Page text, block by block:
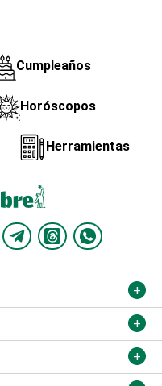
Cumpleaños
Horóscopos
Herramientas